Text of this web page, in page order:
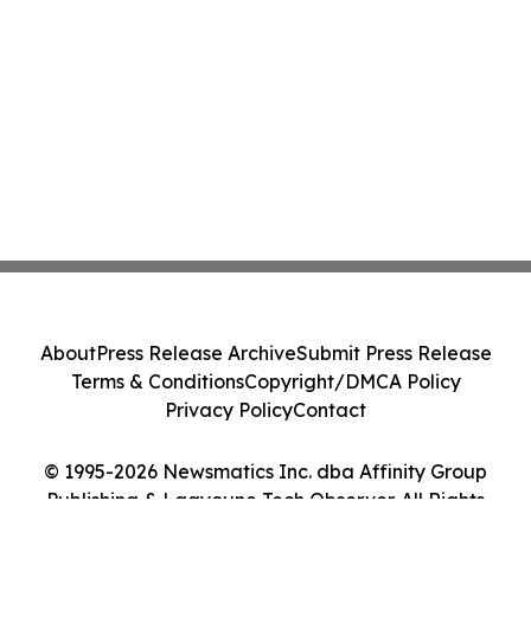
© 1995-2026 Newsmatics Inc. dba Affinity Group
Publishing & Laayoune Tech Observer. All Rights
AboutPress Release ArchiveSubmit Press Release
Terms & ConditionsCopyright/DMCA Policy
Privacy PolicyContact